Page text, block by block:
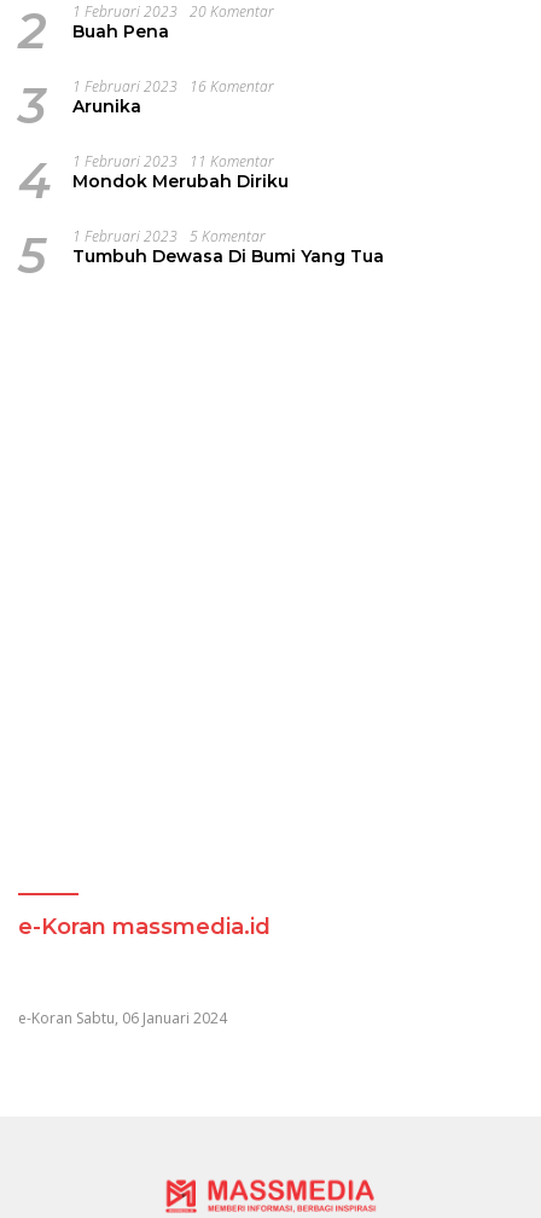
2 1 Februari 2023 20 Komentar
Buah Pena
3 1 Februari 2023 16 Komentar
Arunika
4 1 Februari 2023 11 Komentar
Mondok Merubah Diriku
5 1 Februari 2023 5 Komentar
Tumbuh Dewasa Di Bumi Yang Tua
e-Koran massmedia.id
e-Koran Sabtu, 06 Januari 2024